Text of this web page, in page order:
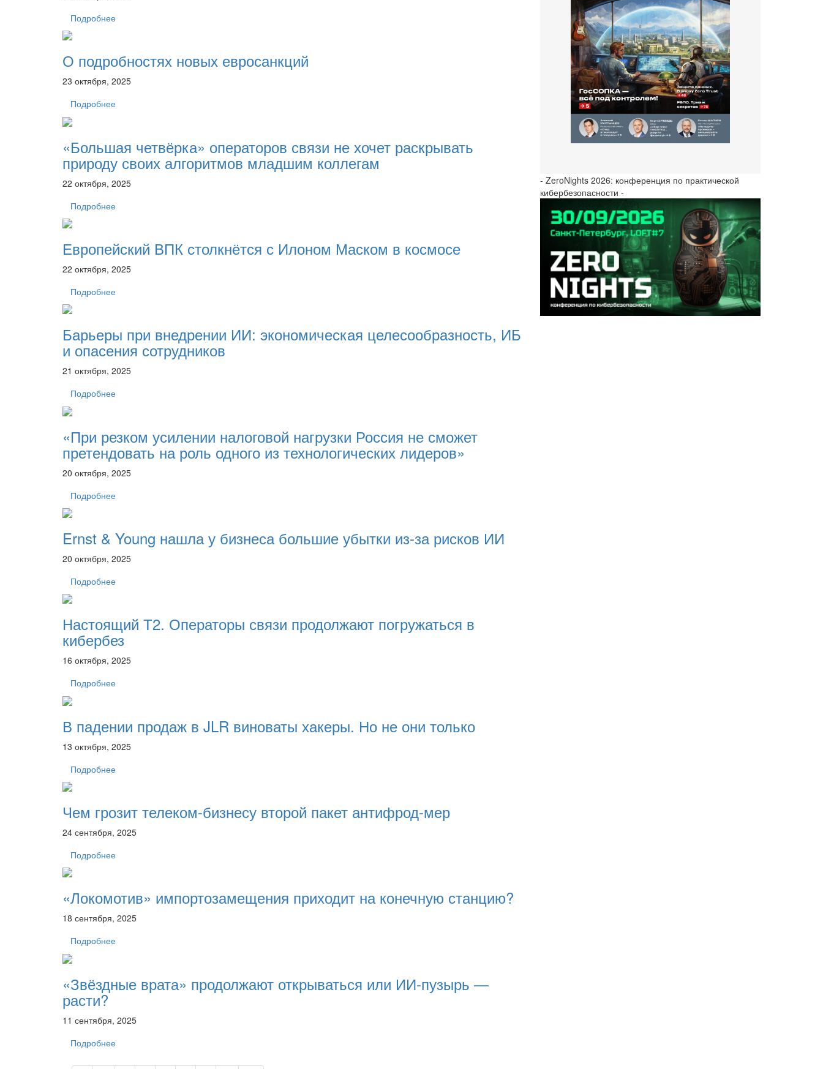
Подробнее
О подробностях новых евросанкций
23 октября, 2025
Подробнее
«Большая четвёрка» операторов связи не хочет раскрывать
природу своих алгоритмов младшим коллегам
22 октября, 2025
Подробнее
Европейский ВПК столкнётся с Илоном Маском в космосе
22 октября, 2025
Подробнее
Барьеры при внедрении ИИ: экономическая целесообразность, ИБ
и опасения сотрудников
21 октября, 2025
Подробнее
«При резком усилении налоговой нагрузки Россия не сможет
претендовать на роль одного из технологических лидеров»
20 октября, 2025
Подробнее
Ernst & Young нашла у бизнеса большие убытки из-за рисков ИИ
20 октября, 2025
Подробнее
Настоящий Т2. Операторы связи продолжают погружаться в
кибербез
16 октября, 2025
Подробнее
В падении продаж в JLR виноваты хакеры. Но не они только
13 октября, 2025
Подробнее
Чем грозит телеком-бизнесу второй пакет антифрод-мер
24 сентября, 2025
Подробнее
«Локомотив» импортозамещения приходит на конечную станцию?
18 сентября, 2025
Подробнее
«Звёздные врата» продолжают открываться или ИИ-пузырь —
расти?
11 сентября, 2025
Подробнее
- ZeroNights 2026: конференция по практической
кибербезопасности -